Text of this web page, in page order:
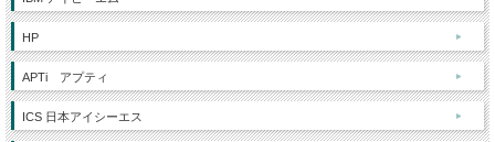
HP
APTi アプティ
ICS 日本アイシーエス